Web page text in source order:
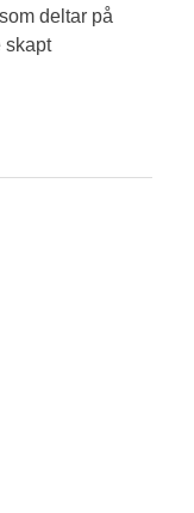
deltar på
skapt